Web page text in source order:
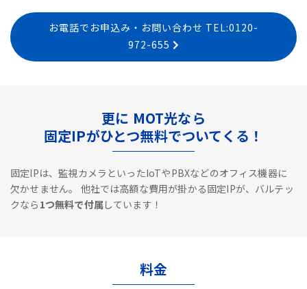
お電話でお申込み・お問い合わせ TEL:0120-
972-655
更に MOT光なら
固定IPがひとつ無料でついてくる！
固定IPは、監視カメラといったIoTやPBXなどのオフィス機器に
欠かせません。
他社では高額な費用が掛かる固定IPが、バルテッ
クなら 1つ無料で付属しています！
料金